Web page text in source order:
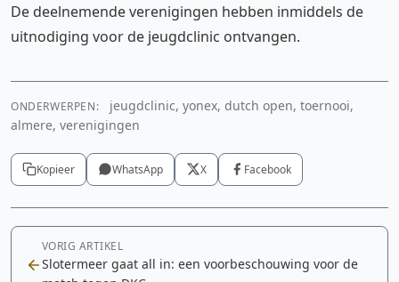
De deelnemende verenigingen hebben inmiddels de
uitnodiging voor de jeugdclinic ontvangen.
ONDERWERPEN:
jeugdclinic, yonex, dutch open, toernooi,
almere, verenigingen
Kopieer WhatsApp X Facebook
VORIG ARTIKEL
Slotermeer gaat all in: een voorbeschouwing voor de